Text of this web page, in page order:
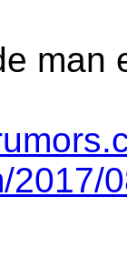
man
2017/